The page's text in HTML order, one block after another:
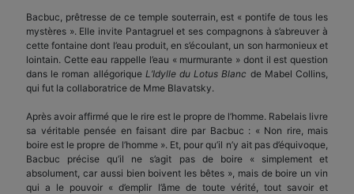
Bacbuc, prêtresse de ce temple souterrain, est « pontife de tous les
mystères ». Elle invite Pantagruel et ses compagnons à s’abreuver à
cette fontaine dont l’eau produit, en s’écoulant, un son harmonieux et
lointain. Cette eau rappelle l’eau « murmurante » dont il est question
dans le roman allégorique L’Idylle du Lotus Blanc de Mabel Collins,
qui fut la collaboratrice de Mme Blavatsky.
Après avoir affirmé que le rire est le propre de l’homme. Rabelais livre
sa véritable pensée en faisant dire par Bacbuc : « Non rire, mais
boire est le propre de l’homme ». Et, pour qu’il n’y ait pas d’équivoque,
Bacbuc précise qu’il ne s’agit pas de boire « simplement et
absolument, car aussi bien boivent les bêtes », mais de boire un vin
qui a le pouvoir « d’emplir l’âme de toute vérité, tout savoir et